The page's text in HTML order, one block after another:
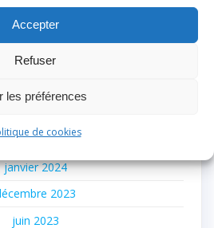
Accepter
Refuser
les préférences
de cookies
février 2025
août 2024
juillet 2024
février 2024
janvier 2024
2023
juin 2023